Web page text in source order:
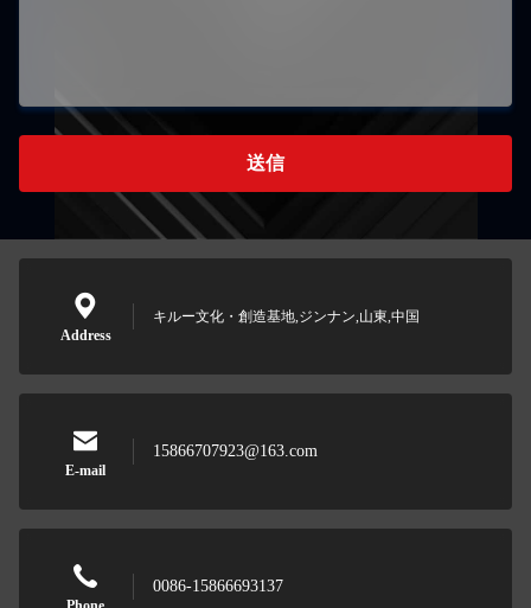
送信
Address
キルー文化・創造基地,ジンナン,山東,中国
E-mail
15866707923@163.com
0086-15866693137